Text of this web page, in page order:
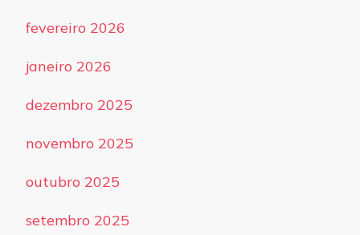
fevereiro 2026
janeiro 2026
dezembro 2025
novembro 2025
outubro 2025
setembro 2025